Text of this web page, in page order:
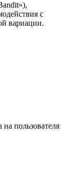
с
вариации.
пользователя